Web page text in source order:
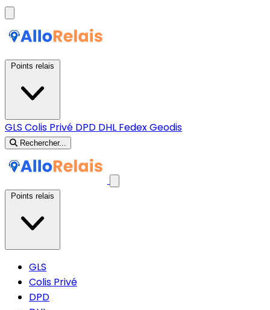
GLS Colis Privé DPD DHL FedexGeodis
Rechercher...
GLS
Colis Privé
DPD